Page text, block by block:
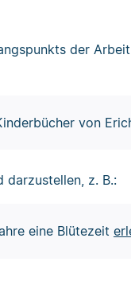
der
von
darzustellen, z. B.:
eine Blütezeit